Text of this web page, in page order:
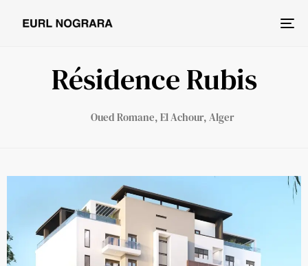
Résidence Rubis
Oued Romane, El Achour, Alger